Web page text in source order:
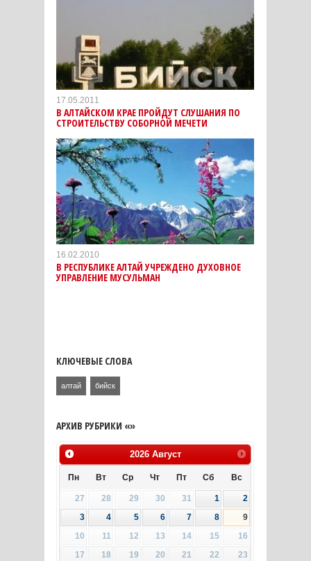
17.05.2011
В АЛТАЙСКОМ КРАЕ ПРОЙДУТ СЛУШАНИЯ ПО
СТРОИТЕЛЬСТВУ СОБОРНОЙ МЕЧЕТИ
16.02.2010
В РЕСПУБЛИКЕ АЛТАЙ УЧРЕЖДЕНО ДУХОВНОЕ
УПРАВЛЕНИЕ МУСУЛЬМАН
КЛЮЧЕВЫЕ СЛОВА
алтай бийск
АРХИВ РУБРИКИ «»
2026 Август
Пн Вт Ср Чт Пт Сб Вс
27 28 29 30 31 1
2
3
4 5 6 7 8
9
10
11 12 13 14 15
16
17
18 19 20 21 22
23